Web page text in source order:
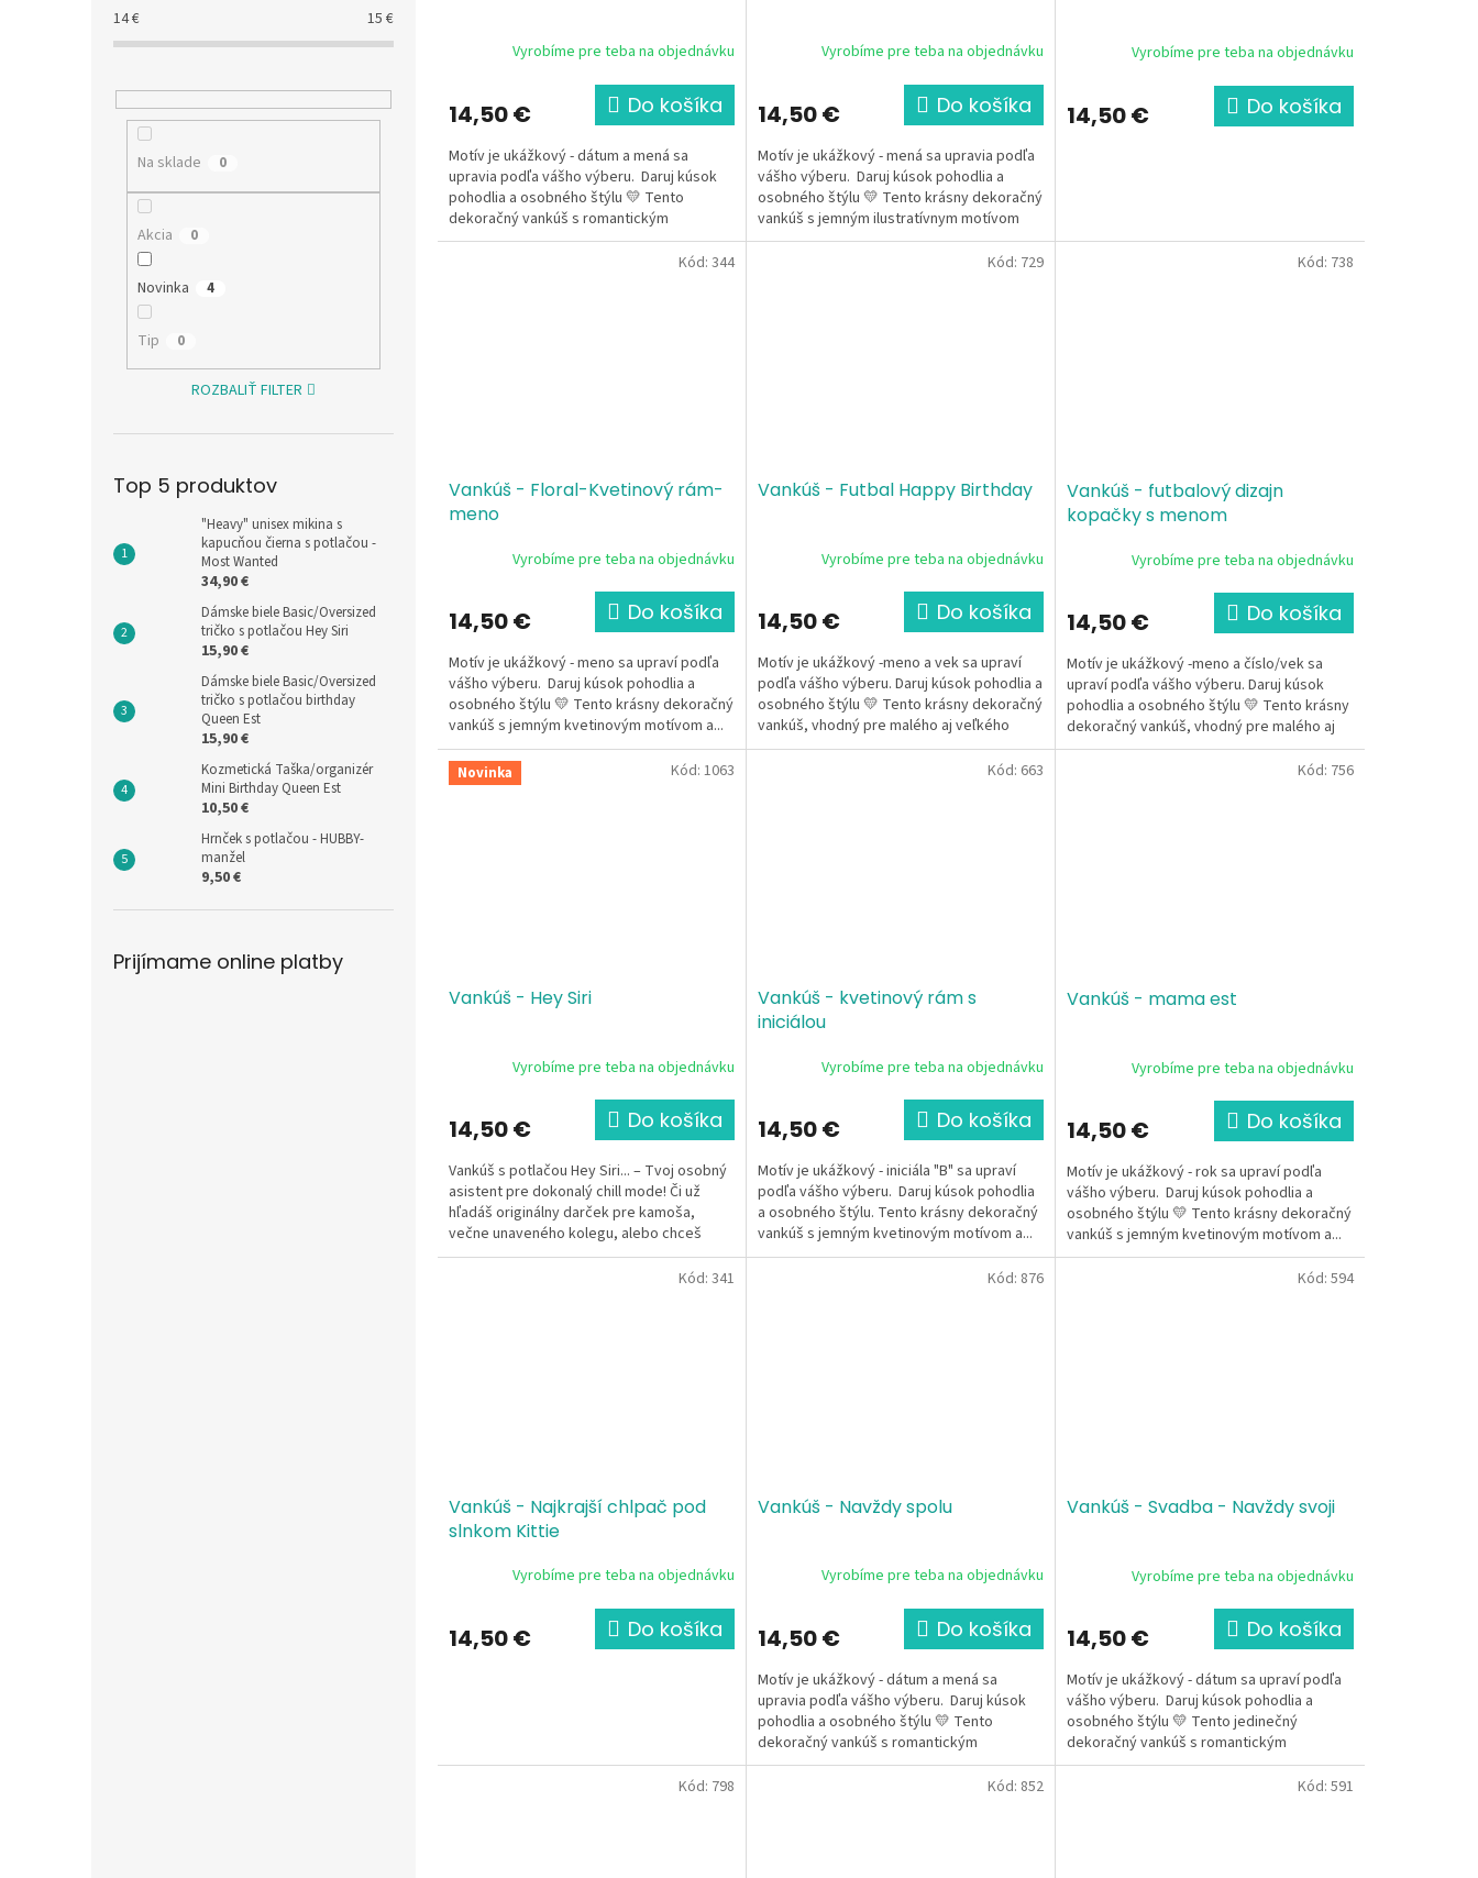
14€ 15 €
Na sklade 0
Akcia 0
Novinka 4
Tip 0
ROZBALIŤ FILTER
Top 5 produktov
"Heavy" unisex mikina s
kapucňou čierna s potlačou -
Most Wanted
34,90 €
Dámske biele Basic/Oversized
tričko s potlačou Hey Siri
15,90 €
Dámske biele Basic/Oversized
tričko s potlačou birthday
Queen Est
15,90 €
Kozmetická Taška/organizér
Mini Birthday Queen Est
10,50 €
Hrnček s potlačou - HUBBY-
manžel
9,50 €
Prijímame online platby
Vyrobíme pre teba na objednávku
14,50 € Do košíka
Motív je ukážkový - dátum a mená sa
upravia podľa vášho výberu. Daruj kúsok
pohodlia a osobného štýlu 💛 Tento
dekoračný vankúš s romantickým
svadobným motívom...
Vyrobíme pre teba na objednávku
14,50 € Do košíka
Motív je ukážkový - mená sa upravia podľa
vášho výberu. Daruj kúsok pohodlia a
osobného štýlu 💛 Tento krásny dekoračný
vankúš s jemným ilustratívnym motívom
BFF a...
Vyrobíme pre teba na objednávku
14,50 € Do košíka
Vankúš - Floral-Kvetinový rám-
meno
Vyrobíme pre teba na objednávku
14,50 € Do košíka
Motív je ukážkový - meno sa upraví podľa
vášho výberu. Daruj kúsok pohodlia a
osobného štýlu 💛 Tento krásny dekoračný
vankúš s jemným kvetinovým motívom a...
Kód: 344
Vankúš - Futbal Happy Birthday
Vyrobíme pre teba na objednávku
14,50 € Do košíka
Motív je ukážkový -meno a vek sa upraví
podľa vášho výberu. Daruj kúsok pohodlia a
osobného štýlu 💛 Tento krásny dekoračný
vankúš, vhodný pre malého aj veľkého
futbalistu,...
Kód: 729
Vankúš - futbalový dizajn
kopačky s menom
Vyrobíme pre teba na objednávku
14,50 € Do košíka
Motív je ukážkový -meno a číslo/vek sa
upraví podľa vášho výberu. Daruj kúsok
pohodlia a osobného štýlu 💛 Tento krásny
dekoračný vankúš, vhodný pre malého aj
veľkého...
Kód: 738
Novinka
Vankúš - Hey Siri
Vyrobíme pre teba na objednávku
14,50 € Do košíka
Vankúš s potlačou Hey Siri... – Tvoj osobný
asistent pre dokonalý chill mode! Či už
hľadáš originálny darček pre kamoša,
večne unaveného kolegu, alebo chceš
štýlovo oživiť...
Kód: 1063
Vankúš - kvetinový rám s
iniciálou
Vyrobíme pre teba na objednávku
14,50 € Do košíka
Motív je ukážkový - iniciála "B" sa upraví
podľa vášho výberu. Daruj kúsok pohodlia
a osobného štýlu. Tento krásny dekoračný
vankúš s jemným kvetinovým motívom a...
Kód: 663
Vankúš - mama est
Vyrobíme pre teba na objednávku
14,50 € Do košíka
Motív je ukážkový - rok sa upraví podľa
vášho výberu. Daruj kúsok pohodlia a
osobného štýlu 💛 Tento krásny dekoračný
vankúš s jemným kvetinovým motívom a...
Kód: 756
Vankúš - Najkrajší chlpač pod
slnkom Kittie
Vyrobíme pre teba na objednávku
14,50 € Do košíka
Kód: 341
Vankúš - Navždy spolu
Vyrobíme pre teba na objednávku
14,50 € Do košíka
Motív je ukážkový - dátum a mená sa
upravia podľa vášho výberu. Daruj kúsok
pohodlia a osobného štýlu 💛 Tento
dekoračný vankúš s romantickým
svadobným motívom...
Kód: 876
Vankúš - Svadba - Navždy svoji
Vyrobíme pre teba na objednávku
14,50 € Do košíka
Motív je ukážkový - dátum sa upraví podľa
vášho výberu. Daruj kúsok pohodlia a
osobného štýlu 💛 Tento jedinečný
dekoračný vankúš s romantickým
svadobným...
Kód: 594
Kód: 798 Kód: 852 Kód: 591